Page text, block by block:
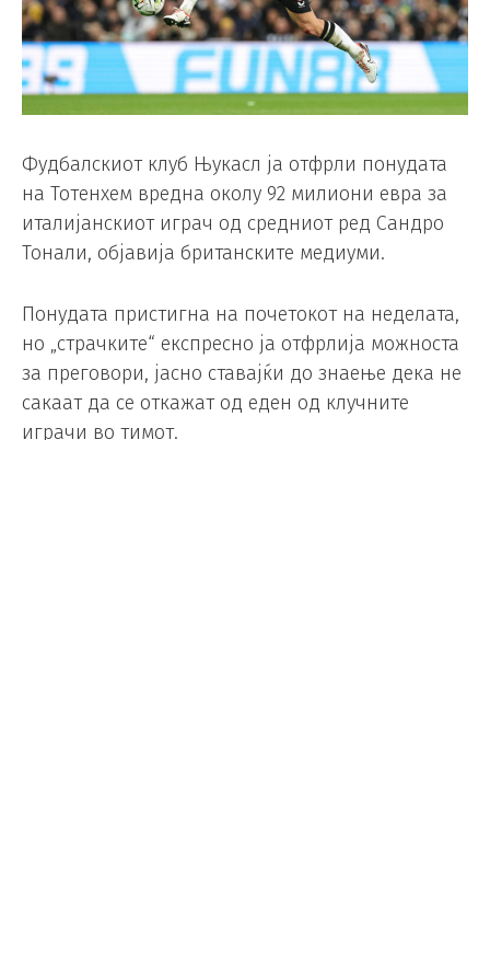
Фудбалскиот клуб Њукасл ја отфрли понудата
на Тотенхем вредна околу 92 милиони евра за
италијанскиот играч од средниот ред Сандро
Тонали, објавија британските медиуми.
Понудата пристигна на почетокот на неделата,
но „страчките“ експресно ја отфрлија можноста
за преговори, јасно ставајќи до знаење дека не
сакаат да се откажат од еден од клучните
играчи во тимот.